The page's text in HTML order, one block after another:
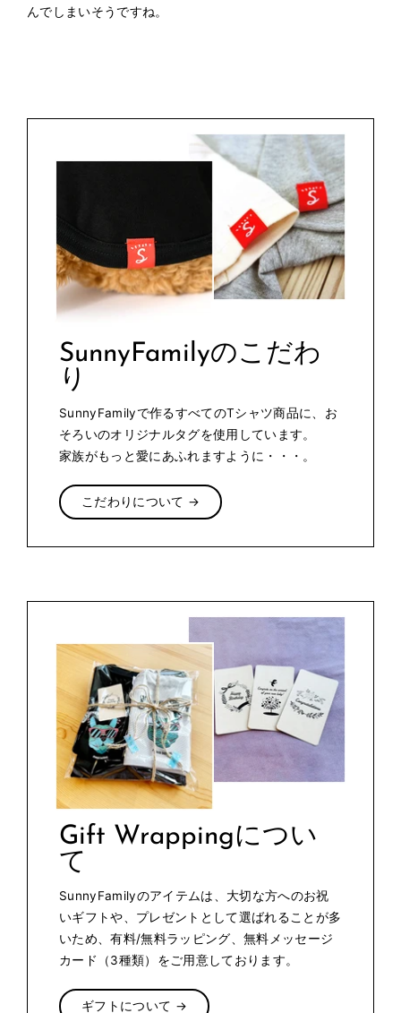
んでしまいそうですね。
SunnyFamilyのこだわ
り
SunnyFamilyで作るすべてのTシャツ商品に、お
そろいのオリジナルタグを使用しています。
家族がもっと愛にあふれますように・・・。
こだわりについて →
Gift Wrappingについ
て
SunnyFamilyのアイテムは、大切な方へのお祝
いギフトや、プレゼントとして選ばれることが多
いため、有料/無料ラッピング、無料メッセージ
カード（3種類）をご用意しております。
ギフトについて →